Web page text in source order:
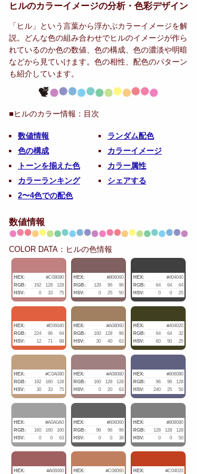
ヒルのカラーイメージの分析・ 色彩デザイン
「ヒル」という言葉から浮かぶカラーイメージを解
説。どんな色の組み合わせでヒルのイメージが作ら
れているのか色の数値、色の構成、色の濃淡や明暗
などから見ていけます。色の相性、配色のパターン
も紹介しています。
■ヒルのカラー情報： 目次
数値情報
色の構成
トーンを揃えた色
カラーランキング
2〜4色での配色
ランダム配色
カラーイメージ
カラー属性
シェアする
数値情報
COLOR DATA：ヒルの色情報
HEX:
#C08080
RGB:
192 128
128
HSV:
0 33 75
HEX:
#806060
RGB:
128 96
96
HSV:
0 25 50
HEX:
#404040
RGB:
64 64
64
HSV:
0 0 25
HEX:
#E06040
RGB:
224 96
64
HSV:
12 71 88
HEX:
#A08060
RGB:
160 128
96
HSV:
30 40 63
HEX:
#404020
RGB:
64 64
32
HSV:
60 50 25
HEX:
#C0A080
RGB:
192 160
128
HSV:
30 33 75
HEX:
#A08080
RGB:
160 128
128
HSV:
0 20 63
HEX:
#606080
RGB:
96 96
128
HSV:
240 25 50
HEX:
#A0A0A0
RGB:
160 160
160
HSV:
0 0 63
HEX:
#606060
RGB:
96 96
96
HSV:
0 0 38
HEX:
#808080
RGB:
128 128
128
HSV:
0 0 50
HEX: #A06060 HEX: #C08060 HEX: #C04020